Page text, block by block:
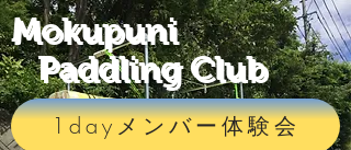
Mokupuni
Paddling Club
1dayメンバー体験会